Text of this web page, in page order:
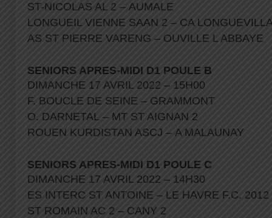
ST-NICOLAS AL 2 – AUMALE
LONGUEIL VIENNE SAAN 2 – CA
AS ST PIERRE VARENG – OUVILLE L ABBAYE
SENIORS APRES-MIDI D1 POULE B
DIMANCHE 17 AVRIL 2022 – 15H00
F. BOUCLE DE SEINE – GRAMMONT
O. DARNETAL – MT ST AIGNAN 2
ROUEN KURDISTAN ASCJ – A MALAUNAY
SENIORS APRES-MIDI D1 POULE C
DIMANCHE 17 AVRIL 2022 – 14H30
ES INTERC ST ANTOINE – LE HAVRE F.C. 2012
ST ROMAIN AC 2 – CANY 2